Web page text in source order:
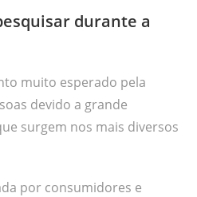
durante a
muito esperado pela
devido a grande
surgem nos mais diversos
por consumidores e